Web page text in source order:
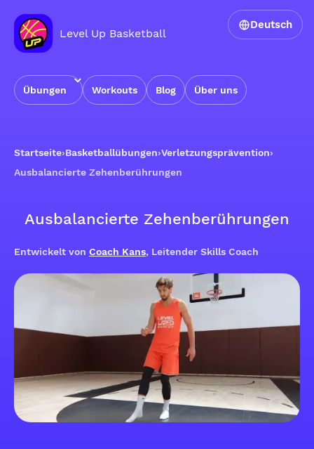
Level Up Basketball
Übungen Workouts Blog Über uns
Deutsch
Startseite›Basketballübungen›Verletzungsprävention›
Ausbalancierte Zehenberührungen
Ausbalancierte Zehenberührungen
Entwickelt von Coach Kans, Leitender Skills Coach